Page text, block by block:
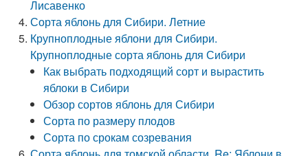
Лисавенко
Сорта яблонь для Сибири. Летние
Крупноплодные яблони для Сибири.
Крупноплодные сорта яблонь для Сибири
Как выбрать подходящий сорт и вырастить
яблоки в Сибири
Обзор сортов яблонь для Сибири
Сорта по размеру плодов
Сорта по срокам созревания